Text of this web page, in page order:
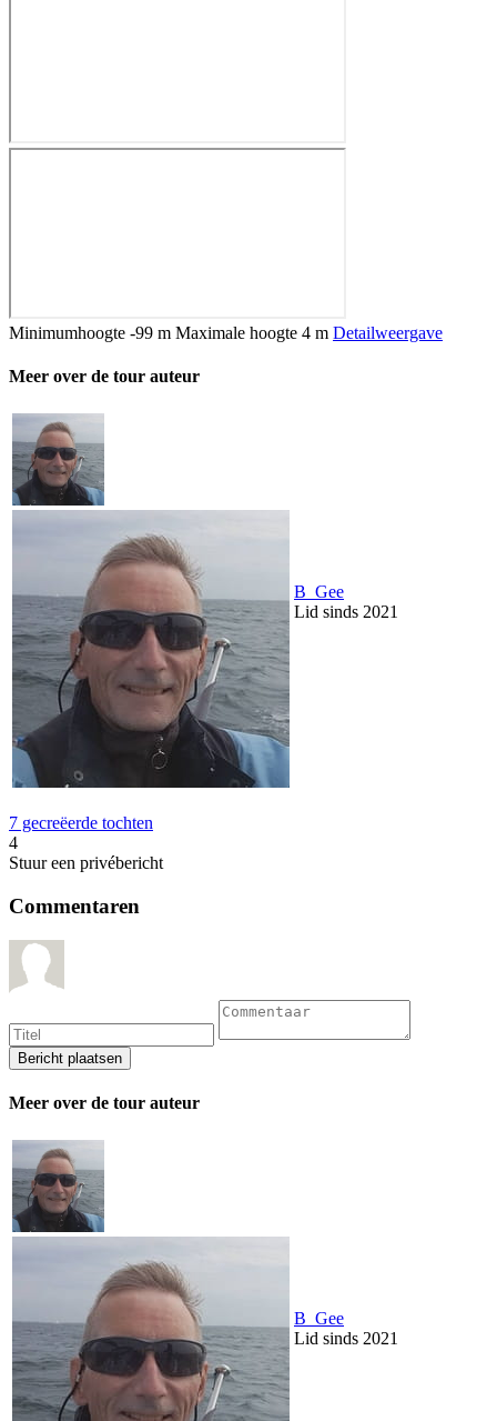
Minimumhoogte -99 m Maximale hoogte 4 m Detailweergave
Meer over de tour auteur
B_Gee
Lid sinds 2021
7 gecreëerde tochten
4
Stuur een privébericht
Commentaren
Meer over de tour auteur
B_Gee
Lid sinds 2021